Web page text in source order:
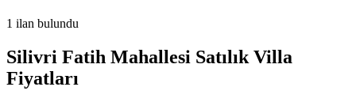
1 ilan bulundu
Silivri Fatih Mahallesi Satılık Villa
Fiyatları